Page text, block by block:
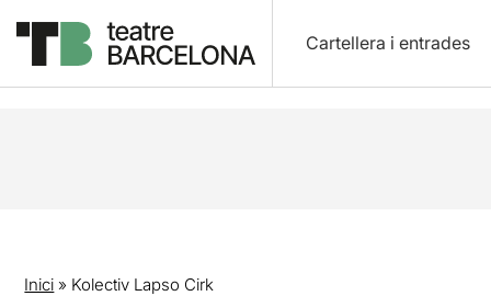
Cartellera i entrades
Inici » Kolectiv Lapso Cirk